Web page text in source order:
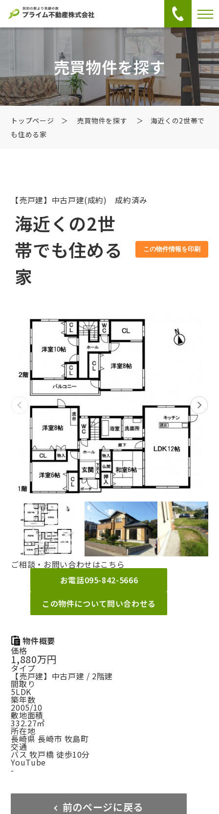
売買物件を探す
トップページ ＞ 売買物件を探す
＞ 海近くの2世帯で
も住める家
【売戸建】中古戸建(成約) 成約済み
海近くの2世
帯でも住める
家
この物件情報を印刷
ご相談・お問い合わせはこちら
お電話095-842-5666
この物件について問い合わせる
物件概要
価格
1,880万円
タイプ
【売戸建】中古戸建 / 2階建
間取り
5LDK
築年数
2005/10
敷地面積
332.27㎡
所在地
長崎県 長崎市 牧島町
交通
バス 牧戸橋 徒歩10分
YouTube
-
前のページに戻る